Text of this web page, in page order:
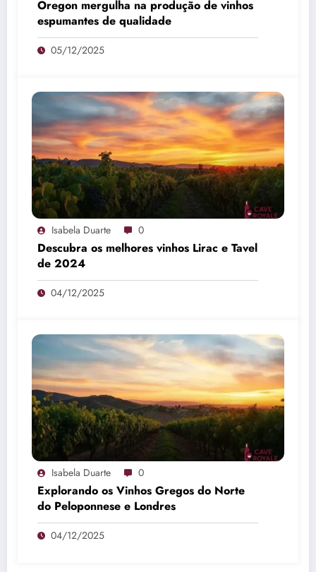
Oregon mergulha na produção de vinhos
espumantes de qualidade
05/12/2025
Isabela Duarte 0
Descubra os melhores vinhos Lirac e Tavel
de 2024
04/12/2025
Isabela Duarte 0
Explorando os Vinhos Gregos do Norte
do Peloponnese e Londres
04/12/2025